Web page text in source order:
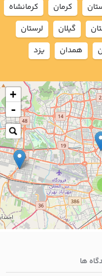
+
-
كرمان
كرمانشاه
گيلان
لرستان
همدان يزد
ها